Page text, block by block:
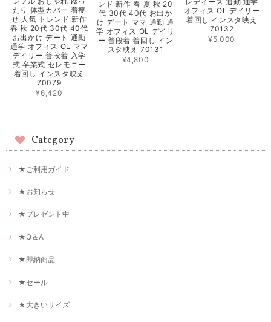
たり 体型カバー 着痩
せ 人気 トレンド 新作
春 秋 20代 30代 40代
お出かけ デート 通勤
通学 オフィス OL ママ
デイリー 普段着 入学
式 卒業式 セレモニー
着回し インスタ映え
70079
¥6,420
ンド 新作 春 夏 秋 20
代 30代 40代 お出か
け デート ママ 通勤 通
学 オフィス OL デイリ
ー 普段着 着回し イン
スタ映え 70131
¥4,800
オフィス OL デイリー
着回し インスタ映え
70132
¥5,000
Category
★ご利用ガイド
★お知らせ
★プレゼント中
★Q＆A
★即納商品
★セール
★大きいサイズ